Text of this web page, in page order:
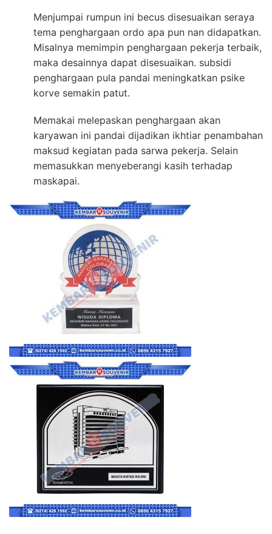
Menjumpai rumpun ini becus disesuaikan seraya
tema penghargaan ordo apa pun nan didapatkan.
Misalnya memimpin penghargaan pekerja terbaik,
maka desainnya dapat disesuaikan. subsidi
penghargaan pula pandai meningkatkan psike
korve semakin patut.
Memakai melepaskan penghargaan akan
karyawan ini pandai dijadikan ikhtiar penambahan
maksud kegiatan pada sarwa pekerja. Selain
memasukkan menyeberangi kasih terhadap
maskapai.